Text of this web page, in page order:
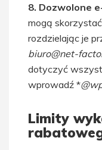
8. Dozwolone
mogą
rozdzielając je
biuro@net-
dotyczyć
wprowadź *
Limity